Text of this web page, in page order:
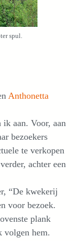
spul.
Anthonetta
ik aan. Voor, aan
bezoekers
te verkopen
achter een
“De kwekerij
voor bezoek.
plank
volgen hem.